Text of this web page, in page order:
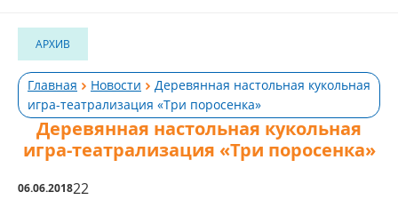
АРХИВ
Главная Новости
Деревянная настольная кукольная
игра-театрализация «Три поросенка»
Деревянная настольная кукольная
игра-театрализация «Три поросенка»
06.06.201822